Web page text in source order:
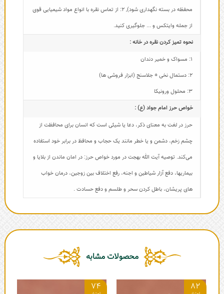
محفظه در بسته نگهداری شود), 2: از تماس نقره با انواع مواد شیمیایی قوی
از جمله وایتکس و ... جلوگیری کنید.
نحوه تمیز کردن نقره در خانه :
1: مسواک و خمیر دندان
2: دستمال نخی + جلاسنج (ابزار فروشی ها)
3: محلول ورونیکا
خواص حرز امام جواد (ع) :
حرز در لغت به معنای ذکر، دعا یا شیئی است که انسان برای محافظت از
چشم زخم، دشمن و یا خطر مانند یک حجاب و محافظ در برابر خود استفاده
می‌کند. توصیه آیت الله بهجت در مورد خواص حرز: در امان ماندن از بلایا و
بیماریها، دفع آزار شیاطین و اجنه، رفع اختلاف بین زوجین، درمان خواب
های پریشان، باطل کردن سحر و طلسم و دفع حسادت .
محصولات مشابه
82
74